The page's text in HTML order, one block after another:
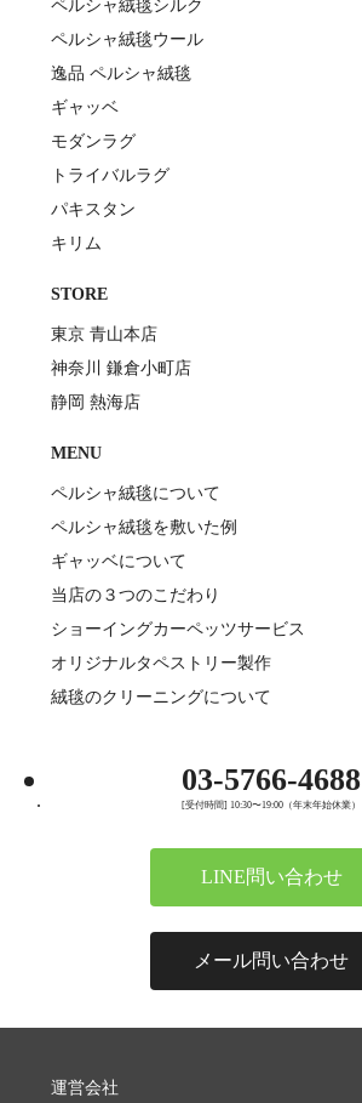
ペルシャ絨毯シルク
ペルシャ絨毯ウール
逸品 ペルシャ絨毯
ギャッベ
モダンラグ
トライバルラグ
パキスタン
キリム
STORE
東京 青山本店
神奈川 鎌倉小町店
静岡 熱海店
MENU
ペルシャ絨毯について
ペルシャ絨毯を敷いた例
ギャッベについて
当店の３つのこだわり
ショーイングカーペッツサービス
オリジナルタペストリー製作
絨毯のクリーニングについて
03-5766-4688
[受付時間] 10:30〜19:00（年末年始休業）
LINE問い合わせ
メール問い合わせ
運営会社